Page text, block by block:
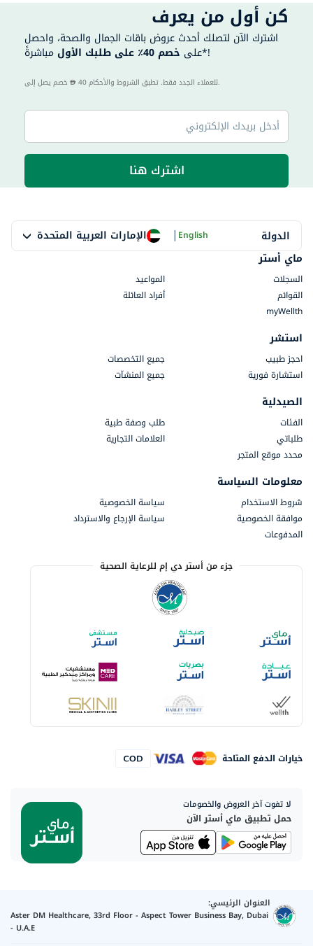
كن أول من يعرف
اشترك الآن لتصلك أحدث عروض باقات الجمال والصحة، واحصل
على خصم 40٪ على طلبك الأول مباشرةً*!
40 للعملاء الجدد فقط. تطبق الشروط والأحكام.
اشترك هنا
الدولة الإمارات العربية المتحدة |English
ماي أستر
السجلات
المواعيد
القوائم
أفراد العائلة
myWellth
استشر
احجز طبيب
جميع التخصصات
استشارة فورية
جميع المنشآت
الصيدلية
الفئات
طلب وصفة طبية
طلباتي
العلامات التجارية
محدد موقع المتجر
معلومات السياسة
شروط الاستخدام
سياسة الخصوصية
موافقة الخصوصية
سياسة الإرجاع والاسترداد
المدفوعات
جزء من أستر دي إم للرعاية الصحية
خيارات الدفع المتاحة
لا تفوت آخر العروض والخصومات
حمل تطبيق ماي أستر الآن
العنوان الرئيسي:
Aster DM Healthcare, 33rd Floor - Aspect Tower Business Bay, Dubai
- U.A.E